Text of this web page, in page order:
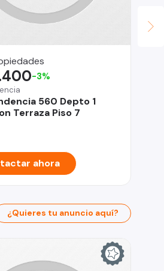
560 Depto 1
Terraza Piso 7
-3%
ahora
¿Quieres tu anuncio aquí?